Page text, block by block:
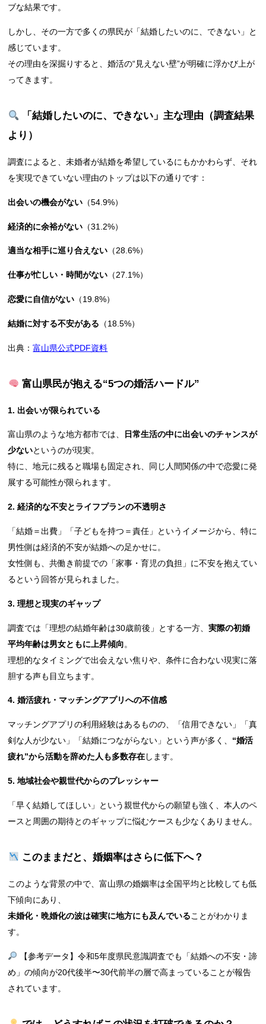
ブな結果です。
しかし、その一方で多くの県民が「結婚したいのに、できない」と
感じています。
その理由を深掘りすると、婚活の“見えない壁”が明確に浮かび上が
ってきます。
「結婚したいのに、できない」主な理由（調査結果
より）
調査によると、未婚者が結婚を希望しているにもかかわらず、それ
を実現できていない理由のトップは以下の通りです：
出会いの機会がない （54.9%）
経済的に余裕がない （31.2%）
適当な相手に巡り合えない （28.6%）
仕事が忙しい・時間がない （27.1%）
恋愛に自信がない （19.8%）
結婚に対する不安がある （18.5%）
出典：富山県公式PDF資料
富山県民が抱える“5つの婚活ハードル”
1. 出会いが限られている
富山県のような地方都市では、
日常生活の中に出会いのチャンスが
少ないというのが現実。
特に、地元に残ると職場も固定され、同じ人間関係の中で恋愛に発
展する可能性が限られます。
2. 経済的な不安とライフプランの不透明さ
「結婚＝出費」「子どもを持つ＝責任」というイメージから、特に
男性側は経済的不安が結婚への足かせに。
女性側も、共働き前提での「家事・育児の負担」に不安を抱えてい
るという回答が見られました。
3. 理想と現実のギャップ
調査では「理想の結婚年齢は30歳前後」とする一方、実際の初婚
平均年齢は男女ともに上昇傾向 。
理想的なタイミングで出会えない焦りや、条件に合わない現実に落
胆する声も目立ちます。
4. 婚活疲れ・マッチングアプリへの不信感
マッチングアプリの利用経験はあるものの、「信用できない」「真
剣な人が少ない」「結婚につながらない」という声が多く、 “婚活
疲れ”から活動を辞めた人も多数存在 します。
5. 地域社会や親世代からのプレッシャー
「早く結婚してほしい」という親世代からの願望も強く、本人のペ
ースと周囲の期待とのギャップに悩むケースも少なくありません。
このままだと、婚姻率はさらに低下へ？
このような背景の中で、富山県の婚姻率は全国平均と比較しても低
下傾向にあり、
未婚化・晩婚化の波は確実に地方にも及んでいる ことがわかりま
す。
【参考データ】令和5年度県民意識調査でも「結婚への不安・諦
め」の傾向が20代後半〜30代前半の層で高まっていることが報告
されています。